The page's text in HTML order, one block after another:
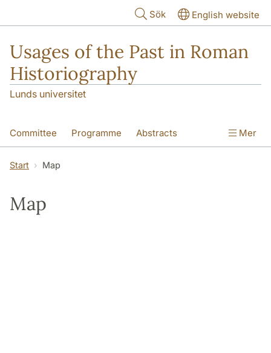
Sök English website
Usages of the Past in Roman
Historiography
Lunds universitet
Committee Programme Abstracts
Participants
Mer
Start Map
Map